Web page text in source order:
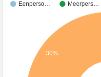
Eenperso… Meerpers…
30%